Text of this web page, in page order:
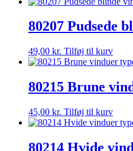
80207 Pudsede
49,00 kr. Tilføj til kurv
80215 Brune
45,00 kr. Tilføj til kurv
80214 Hvide